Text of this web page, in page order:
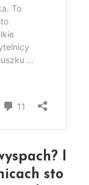
I
sto